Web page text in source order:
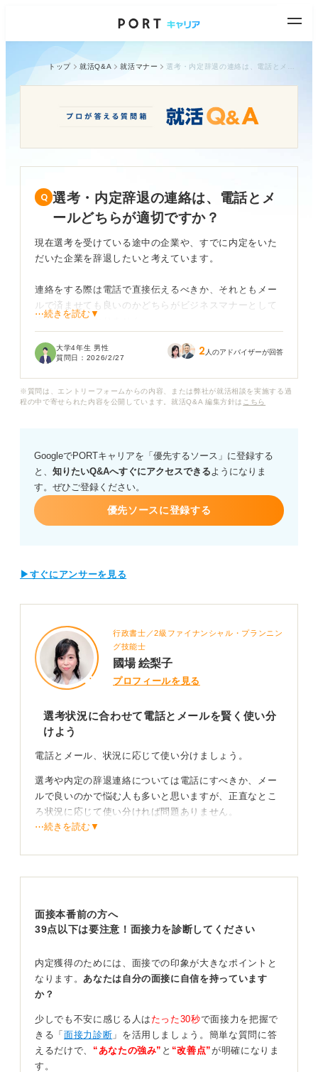
トップ 就活Q&A 就活マナー
選考・内定辞退の連絡は、電話とメ
ールどちらが適切ですか？
現在選考を受けている途中の企業や、すでに内定をいた
だいた企業を辞退したいと考えています。
連絡をする際は電話で直接伝えるべきか、それともメー
ルで済ませても良いのかどちらがビジネスマナーとして
適切なのかわかりません。
特に内定を辞退する場合は、企業に対して失礼がないよ
もし電話をする場合、どのような時間帯にかけるのがベ
⋯続きを読む▼
大学4年生 男性
質問日： 2026/2/27 2 人のアドバイザーが回答
※質問は、エントリーフォームからの内容、または弊社が就活相談を実施する過
程の中で寄せられた内容を公開しています。就活Q&A 編集方針は こちら
GoogleでPORTキャリアを「優先するソース」に登録する
と、 知りたいQ&Aへすぐにアクセスできるようになりま
す。ぜひご登録ください。
優先ソースに登録する
▶すぐにアンサーを見る
行政書士／2級ファイナンシャル・プランニン
グ技能士
國場 絵梨子
プロフィールを見る
選考状況に合わせて電話とメールを賢く使い分
けよう
電話とメール、状況に応じて使い分けましょう。
選考や内定の辞退連絡については電話にすべきか、メー
ルで良いのかで悩む人も多いと思いますが、正直なとこ
ろ状況に応じて使い分ければ問題ありません。
一方で内定をいただいた後や、何度も面接を重ねて丁寧
話で直接伝えた方が思いは伝わりやすいと思います。
ー
電話を掛ける時間帯についても意外と悩むポイントです
けた方が無難です。用件は出来るだけ簡潔に伝え、辞退
の理由も一身上の都合などで十分です。
無理に詳しく説明しようとすると、かえって言いづらく
⋯続きを読む▼
面接本番前の方へ
39点以下は要注意！面接力を診断してください
内定獲得のためには、面接での印象が大きなポイントと
なります。 あなたは自分の面接に自信を持っています
か？
少しでも不安に感じる人は たった30秒で面接力を把握で
きる「 面接力診断 」を活用しましょう。簡単な質問に答
えるだけで、 “あなたの強み” と “改善点”が明確になりま
す。